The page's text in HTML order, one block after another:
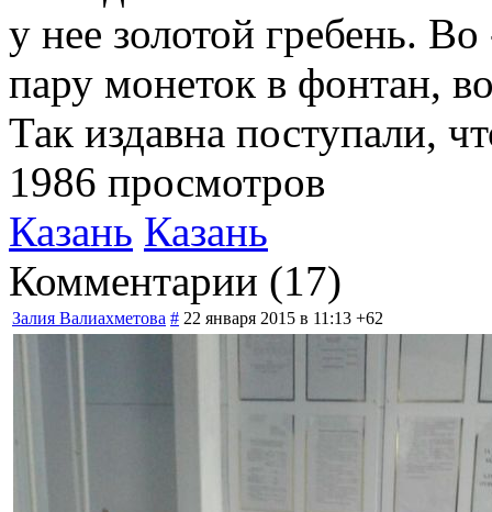
у нее золотой гребень.
пару монеток в фонтан,
Так издавна поступали,
1986 просмотров
Казань Казань
Комментарии (17)
Залия Валиахметова # 22 января 2015 в 11:13 +62